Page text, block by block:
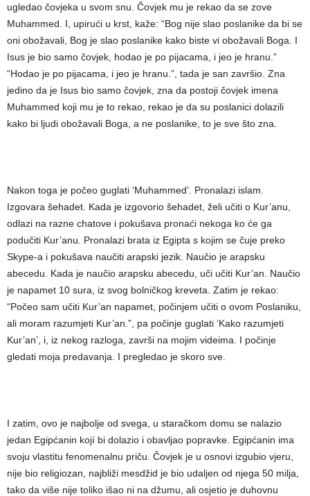
ugledao čovjeka u svom snu. Čovjek mu je rekao da se zove
Muhammed. I, upirući u krst, kaže: “Bog nije slao poslanike da bi se
oni obožavali, Bog je slao poslanike kako biste vi obožavali Boga. I
Isus je bio samo čovjek, hodao je po pijacama, i jeo je hranu.”
“Hodao je po pijacama, i jeo je hranu.”, tada je san završio. Zna
jedino da je Isus bio samo čovjek, zna da postoji čovjek imena
Muhammed koji mu je to rekao, rekao je da su poslanici dolazili
kako bi ljudi obožavali Boga, a ne poslanike, to je sve što zna.
Nakon toga je počeo guglati ‘Muhammed’. Pronalazi islam.
Izgovara šehadet. Kada je izgovorio šehadet, želi učiti o Kur’anu,
odlazi na razne chatove i pokušava pronaći nekoga ko će ga
podučiti Kur’anu. Pronalazi brata iz Egipta s kojim se čuje preko
Skype-a i pokušava naučiti arapski jezik. Naučio je arapsku
abecedu. Kada je naučio arapsku abecedu, uči učiti Kur’an. Naučio
je napamet 10 sura, iz svog bolničkog kreveta. Zatim je rekao:
“Počeo sam učiti Kur’an napamet, počinjem učiti o ovom Poslaniku,
ali moram razumjeti Kur’an.”, pa počinje guglati ‘Kako razumjeti
Kur’an’, i, iz nekog razloga, završi na mojim videima. I počinje
gledati moja predavanja. I pregledao je skoro sve.
I zatim, ovo je najbolje od svega, u staračkom domu se nalazio
jedan Egipćanin kojí bi dolazio i obavljao popravke. Egipćanin ima
svoju vlastitu fenomenalnu priču. Čovjek je u osnovi izgubio vjeru,
nije bio religiozan, najbliži mesdžid je bio udaljen od njega 50 milja,
tako da više nije toliko išao ni na džumu, ali osjetio je duhovnu